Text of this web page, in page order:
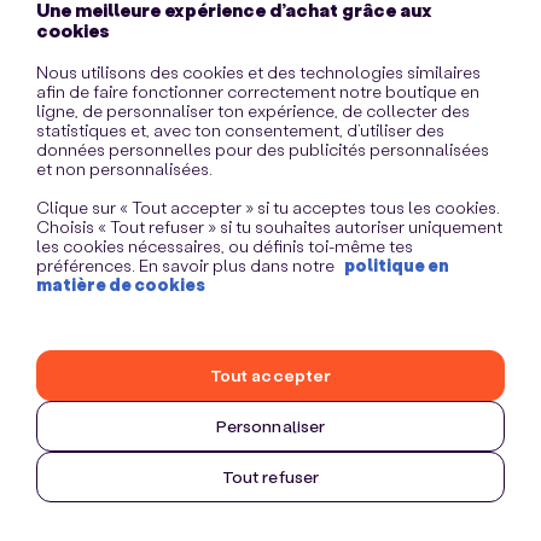
Une meilleure expérience d’achat grâce aux
cookies
Nous utilisons des cookies et des technologies similaires
afin de faire fonctionner correctement notre boutique en
ligne, de personnaliser ton expérience, de collecter des
statistiques et, avec ton consentement, d’utiliser des
données personnelles pour des publicités personnalisées
et non personnalisées.
Clique sur « Tout accepter » si tu acceptes tous les cookies.
Choisis « Tout refuser » si tu souhaites autoriser uniquement
les cookies nécessaires, ou définis toi-même tes
préférences. En savoir plus dans notre politique en
matière de cookies
Personnaliser
Tout refuser
Tout accepter